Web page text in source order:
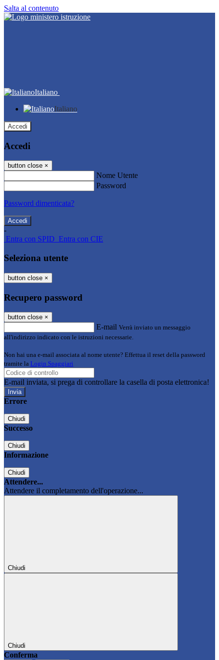
Salta al contenuto
Italiano
Italiano
Accedi
Accedi
button close ×
Nome Utente
Password
Password dimenticata?
-
Entra con SPID Entra con CIE
Seleziona utente
button close ×
Recupero password
button close ×
E-mail Verrà inviato un messaggio
all'indirizzo indicato con le istruzioni necessarie.
Non hai una e-mail associata al nome utente? Effettua il reset della password
tramite la Login Spaggiari
E-mail inviata, si prega di controllare la casella di posta elettronica!
Errore
Chiudi
Successo
Chiudi
Informazione
Chiudi
Attendere...
Attendere il completamento dell'operazione...
Chiudi
Chiudi
Conferma